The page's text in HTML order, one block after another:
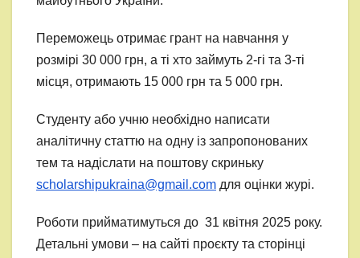
Переможець отримає грант на навчання у
розмірі 30 000 грн, а ті хто займуть 2-гі та 3-ті
місця, отримають 15 000 грн та 5 000 грн.
Студенту або учню необхідно написати
аналітичну статтю на одну із запропонованих
тем та надіслати на поштову скриньку
scholarshipukraina@gmail.com для оцінки журі.
Роботи прийматимуться до 31 квітня 2025 року.
Детальні умови – на сайті проєкту та сторінці